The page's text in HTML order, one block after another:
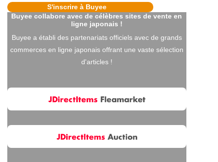
S'inscrire à Buyee
Buyee collabore avec de célèbres sites de vente en
ligne japonais !
Buyee a établi des partenariats officiels avec de grands
commerces en ligne japonais offrant une vaste sélection
d'articles !